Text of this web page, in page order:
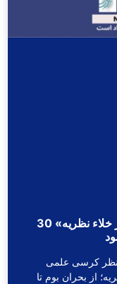
کرسی علمی-ترویجی «ویلاسازی در خلاء نظریه» 30
نظر کرسی علمی
از بحران بوم تا